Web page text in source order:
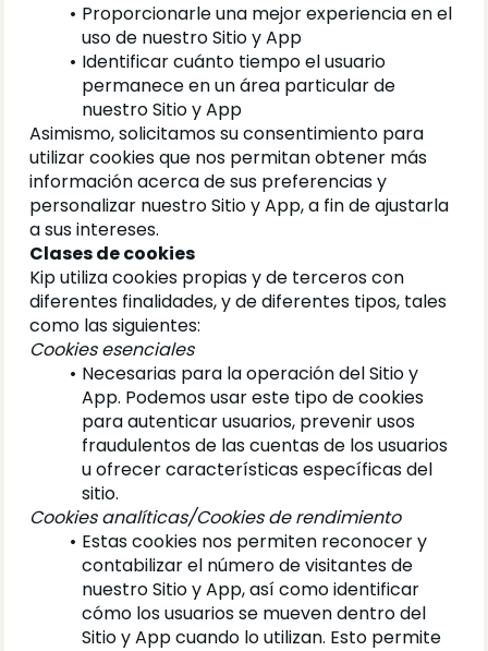
Proporcionarle una mejor experiencia en el
uso de nuestro Sitio y App
Identificar cuánto tiempo el usuario
permanece en un área particular de
nuestro Sitio y App
Asimismo, solicitamos su consentimiento para
utilizar cookies que nos permitan obtener más
información acerca de sus preferencias y
personalizar nuestro Sitio y App, a fin de ajustarla
a sus intereses.
Clases de cookies
Kip utiliza cookies propias y de terceros con
diferentes finalidades, y de diferentes tipos, tales
como las siguientes:
Cookies esenciales
Necesarias para la operación del Sitio y
App. Podemos usar este tipo de cookies
para autenticar usuarios, prevenir usos
fraudulentos de las cuentas de los usuarios
u ofrecer características específicas del
sitio.
Cookies analíticas/Cookies de rendimiento
Estas cookies nos permiten reconocer y
contabilizar el número de visitantes de
nuestro Sitio y App, así como identificar
cómo los usuarios se mueven dentro del
Sitio y App cuando lo utilizan. Esto permite